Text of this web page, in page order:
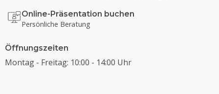
Online-Präsentation buchen
Persönliche Beratung
Öffnungszeiten
Montag - Freitag: 10:00 - 14:00 Uhr